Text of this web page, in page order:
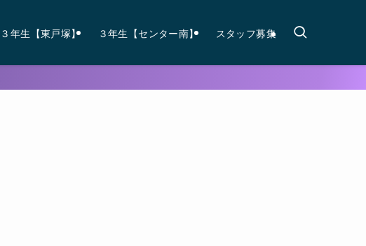
３年生【東戸塚】 ３年生【センター南】 スタッフ募集